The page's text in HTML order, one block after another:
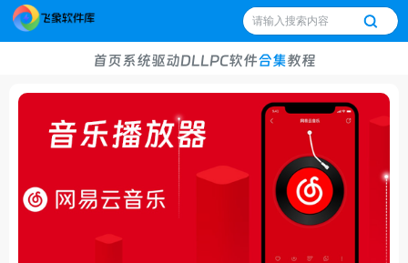
首页系统驱动DLLPC软件合集教程